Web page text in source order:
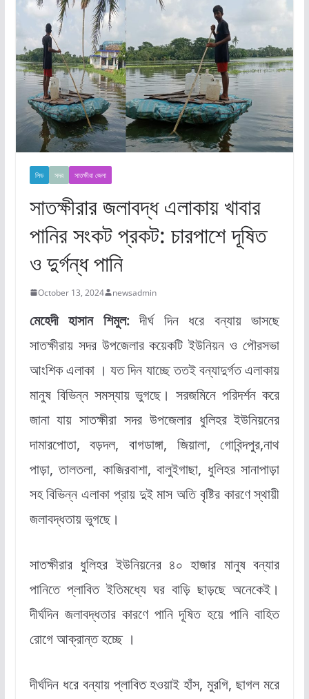
লিড সদর সাতক্ষীরা জেলা
সাতক্ষীরার জলাবদ্ধ এলাকায় খাবার
পানির সংকট প্রকট: চারপাশে দূষিত
ও দুর্গন্ধ পানি
October 13, 2024 newsadmin
মেহেদী হাসান শিমুল:দীর্ঘ দিন ধরে বন্যায় ভাসছে
সাতক্ষীরায় সদর উপজেলার কয়েকটি ইউনিয়ন ও পৌরসভা
আংশিক এলাকা । যত দিন যাচ্ছে ততই বন্যাদুর্গত এলাকায়
মানুষ বিভিন্ন সমস্যায় ভুগছে। সরজমিনে পরিদর্শন করে
জানা যায় সাতক্ষীরা সদর উপজেলার ধুলিহর ইউনিয়নের
দামারপোতা, বড়দল, বাগডাঙ্গা, জিয়ালা, গোবিন্দপুর,নাথ
পাড়া, তালতলা, কাজিরবাশা, বালুইগাছা, ধুলিহর সানাপাড়া
সহ বিভিন্ন এলাকা প্রায় দুই মাস অতি বৃষ্টির কারণে স্থায়ী
জলাবদ্ধতায় ভুগছে।
সাতক্ষীরার ধুলিহর ইউনিয়নের ৪০ হাজার মানুষ বন্যার
পানিতে প্লাবিত ইতিমধ্যে ঘর বাড়ি ছাড়ছে অনেকেই।
দীর্ঘদিন জলাবদ্ধতার কারণে পানি দূষিত হয়ে পানি বাহিত
রোগে আক্রান্ত হচ্ছে ।
দীর্ঘদিন ধরে বন্যায় প্লাবিত হওয়াই হাঁস, মুরগি, ছাগল মরে